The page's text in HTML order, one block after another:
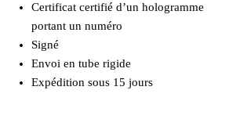
Certificat certifié d’un hologramme
portant un numéro
Signé
Envoi en tube rigide
Expédition sous 15 jours